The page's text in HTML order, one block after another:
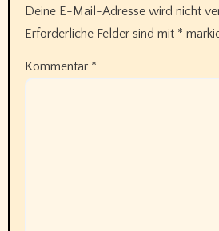
Deine E-Mail-Adresse wird nicht
Erforderliche Felder sind mit *
Kommentar *